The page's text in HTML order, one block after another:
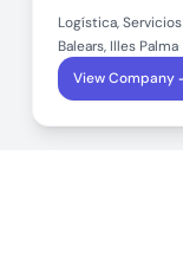
Logística, Servicios
Balears, Illes Palma
View Company